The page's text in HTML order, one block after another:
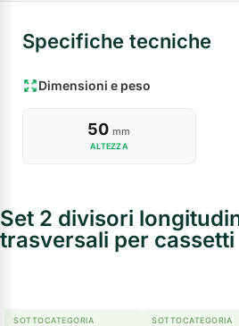
Specifiche tecniche
Dimensioni e peso
50mm
ALTEZZA
Set 2 divisori
trasversali per cassetti
SOTTOCATEGORIA SOTTOCATEGORIA